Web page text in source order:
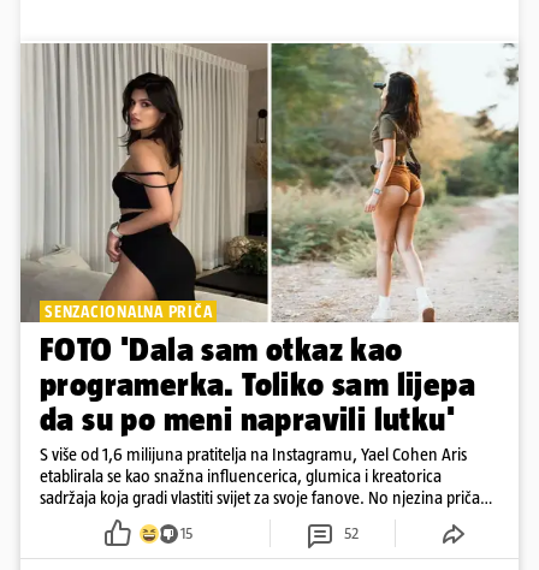
SENZACIONALNA PRIČA
FOTO 'Dala sam otkaz kao
programerka. Toliko sam lijepa
da su po meni napravili lutku'
S više od 1,6 milijuna pratitelja na Instagramu, Yael Cohen Aris
etablirala se kao snažna influencerica, glumica i kreatorica
sadržaja koja gradi vlastiti svijet za svoje fanove. No njezina priča
pokazuje da online slava dolazi i s neočekivanim izazovima
15 52